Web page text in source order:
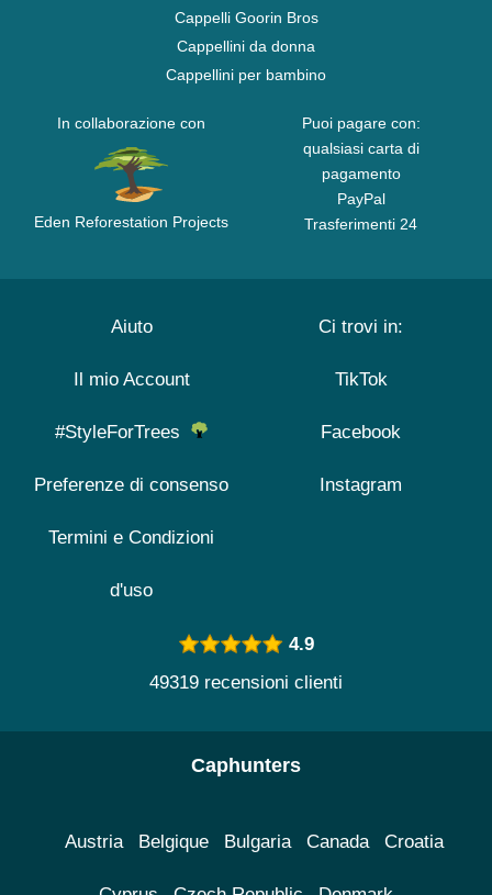
Cappelli Goorin Bros
Cappellini da donna
Cappellini per bambino
In collaborazione con
Eden Reforestation Projects
Puoi pagare con:
qualsiasi carta di
pagamento
PayPal
Trasferimenti 24
Aiuto
Il mio Account
#StyleForTrees
Preferenze di consenso
Termini e Condizioni
d'uso
Ci trovi in:
TikTok
Facebook
Instagram
4.9
49319 recensioni clienti
Caphunters
Austria Belgique Bulgaria Canada Croatia